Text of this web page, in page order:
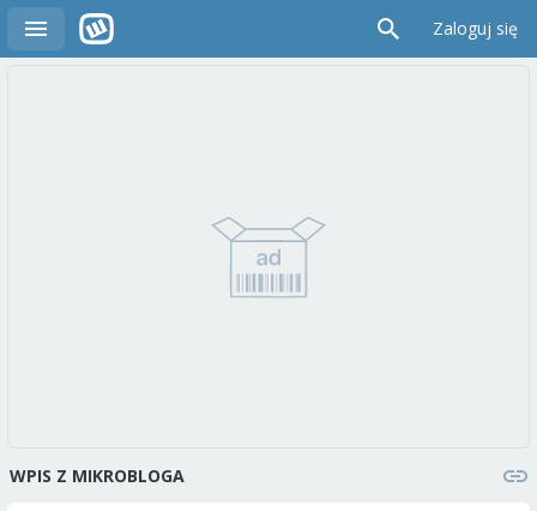
Zaloguj się
WPIS Z MIKROBLOGA